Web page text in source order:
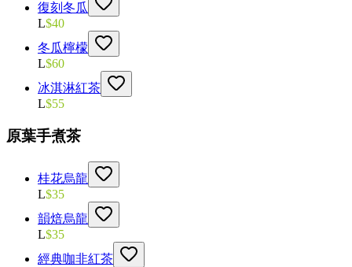
復刻冬瓜
L$40
冬瓜檸檬
L$60
冰淇淋紅茶
L$55
原葉手煮茶
桂花烏龍
L$35
韻焙烏龍
L$35
經典咖非紅茶